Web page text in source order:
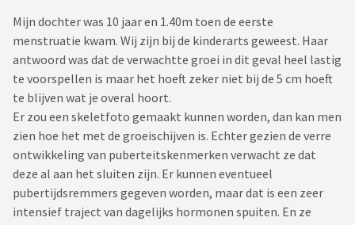
Mijn dochter was 10 jaar en 1.40m toen de eerste
menstruatie kwam. Wij zijn bij de kinderarts geweest. Haar
antwoord was dat de verwachtte groei in dit geval heel lastig
te voorspellen is maar het hoeft zeker niet bij de 5 cm hoeft
te blijven wat je overal hoort.
Er zou een skeletfoto gemaakt kunnen worden, dan kan men
zien hoe het met de groeischijven is. Echter gezien de verre
ontwikkeling van puberteitskenmerken verwacht ze dat
deze al aan het sluiten zijn. Er kunnen eventueel
pubertijdsremmers gegeven worden, maar dat is een zeer
intensief traject van dagelijks hormonen spuiten. En ze